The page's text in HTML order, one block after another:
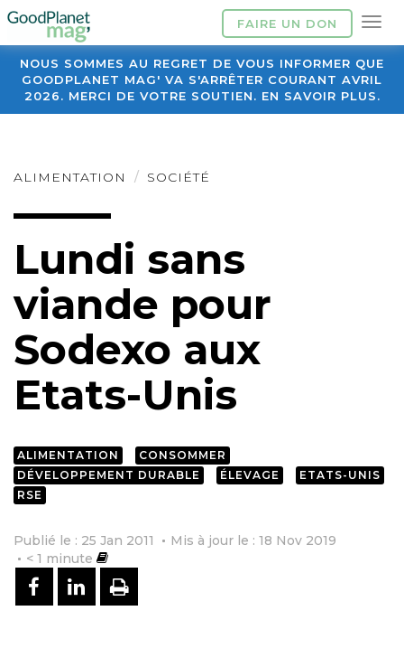
FAIRE UN DON
NOUS SOMMES AU REGRET DE VOUS INFORMER QUE
GOODPLANET MAG' VA S'ARRÊTER COURANT AVRIL
2026. MERCI DE VOTRE SOUTIEN. EN SAVOIR PLUS.
ALIMENTATION SOCIÉTÉ
Lundi sans
viande pour
Sodexo aux
Etats-Unis
ALIMENTATION
CONSOMMER
DÉVELOPPEMENT DURABLE
ÉLEVAGE
ETATS-UNIS
RSE
Publié le : 25 Jan 2011
Mis à jour le : 18 Nov 2019
< 1 minute
PARTAGER SUR FACEBOOK
PARTAGER SUR LINKEDIN
IMPRIMER